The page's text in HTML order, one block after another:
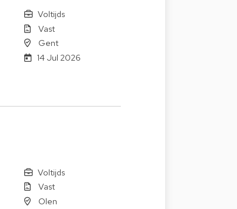
Voltijds
Vast
Gent
14 Jul 2026
Voltijds
Vast
Olen